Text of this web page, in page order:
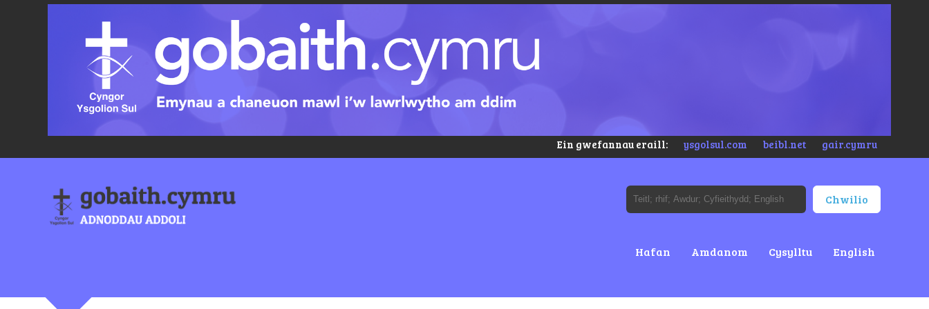
Ein gwefannau eraill: ysgolsul.com beibl.net gair.cymru
Hafan Amdanom Cysylltu English